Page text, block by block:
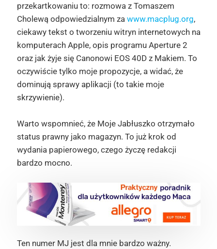
przekartkowaniu to: rozmowa z Tomaszem
Cholewą odpowiedzialnym za www.macplug.org,
ciekawy tekst o tworzeniu witryn internetowych na
komputerach Apple, opis programu Aperture 2
oraz jak żyje się Canonowi EOS 40D z Makiem. To
oczywiście tylko moje propozycje, a widać, że
dominują sprawy aplikacji (to takie moje
skrzywienie).
Warto wspomnieć, że Moje Jabłuszko otrzymało
status prawny jako magazyn. To już krok od
wydania papierowego, czego życzę redakcji
bardzo mocno.
Ten numer MJ jest dla mnie bardzo ważny.